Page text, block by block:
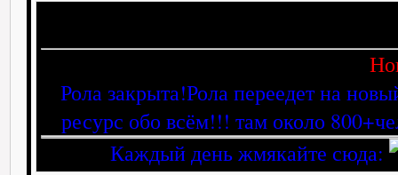
Рола закрыта!Рола переедет на
ресурс обо всём!!! там около
Каждый день жмякайте сюда: